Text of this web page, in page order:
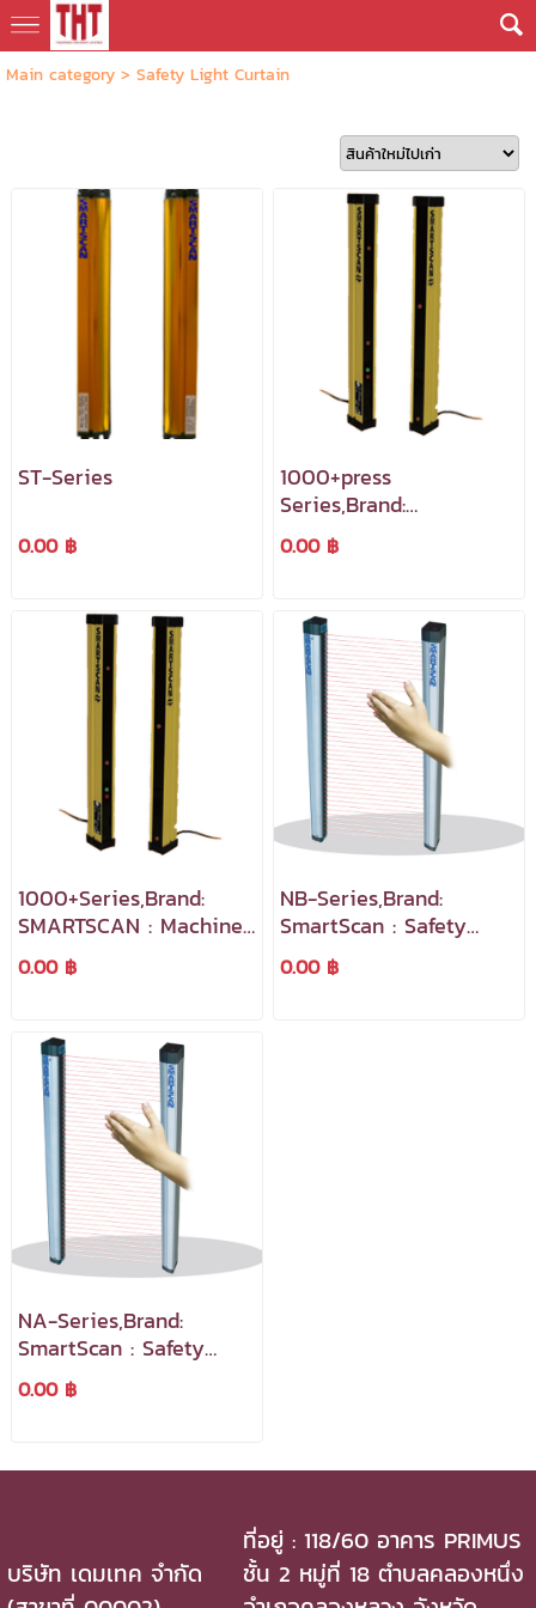
Main category> Safety Light Curtain
ST-Series
0.00 ฿
1000+press
Series,Brand:
SMARTSCAN : Machine
Safety Devices เซ็นเซอร์
0.00 ฿
1000+Series,Brand:
SMARTSCAN : Machine
Safety Devices เซ็นเซอร์
ตรวจจับแบบม่านลำแสง
0.00 ฿
NB-Series,Brand:
SmartScan : Safety
Light Curtain เป็น
อุปกรณ์ตรวจจับแบบม่าน
0.00 ฿
NA-Series,Brand:
SmartScan : Safety
Light Curtain เป็น
อุปกรณ์ตรวจจับแบบม่าน
0.00 ฿
บริษัท เดมเทค จำกัด
ที่อยู่ : 118/60 อาคาร PRIMUS
ชั้น 2 หมู่ที่ 18 ตำบลคลองหนึ่ง